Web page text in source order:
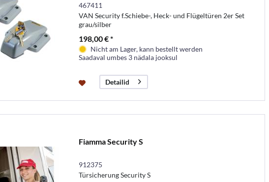
467411
VAN Security f.Schiebe-, Heck- und Flügeltüren 2er Set
grau/silber
198,00 € *
Nicht am Lager, kann bestellt werden
Saadaval umbes 3 nädala jooksul
Detailid
Fiamma Security S
912375
Türsicherung Security S